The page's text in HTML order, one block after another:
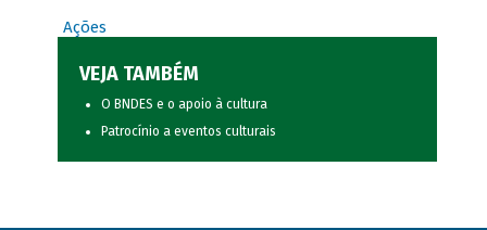
Ações
VEJA TAMBÉM
O BNDES e o apoio à cultura
Patrocínio a eventos culturais